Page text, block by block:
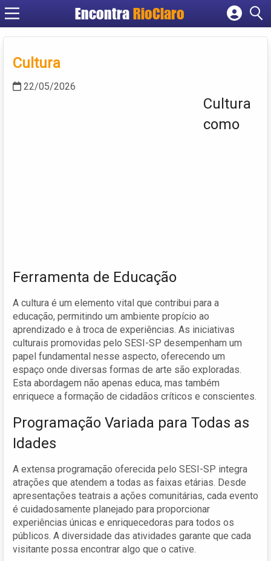
Encontra RioClaro
Cadastrar empresa
Cultura
22/05/2026
Cultura
como
Ferramenta de Educação
A cultura é um elemento vital que contribui para a
educação, permitindo um ambiente propício ao
aprendizado e à troca de experiências. As iniciativas
culturais promovidas pelo SESI-SP desempenham um
papel fundamental nesse aspecto, oferecendo um
espaço onde diversas formas de arte são exploradas.
Esta abordagem não apenas educa, mas também
enriquece a formação de cidadãos críticos e conscientes.
Programação Variada para Todas as
Idades
A extensa programação oferecida pelo SESI-SP integra
atrações que atendem a todas as faixas etárias. Desde
apresentações teatrais a ações comunitárias, cada evento
é cuidadosamente planejado para proporcionar
experiências únicas e enriquecedoras para todos os
públicos. A diversidade das atividades garante que cada
visitante possa encontrar algo que o cative.